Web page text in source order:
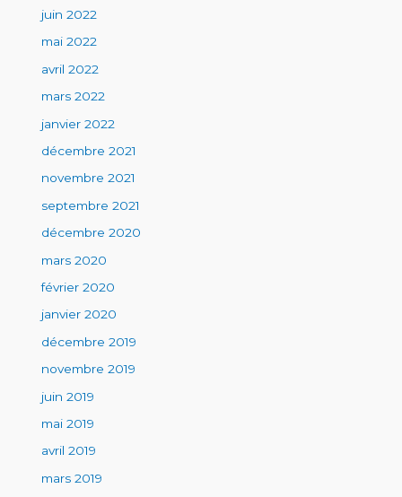
juin 2022
mai 2022
avril 2022
mars 2022
janvier 2022
décembre 2021
novembre 2021
septembre 2021
décembre 2020
mars 2020
février 2020
janvier 2020
décembre 2019
novembre 2019
juin 2019
mai 2019
avril 2019
mars 2019